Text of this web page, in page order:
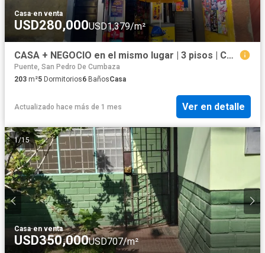
Casa·en venta
USD280,000USD1,379/m²
CASA + NEGOCIO en el mismo lugar | 3 pisos | Centro Tarapoto
Puente, San Pedro De Cumbaza
203 m²5 Dormitorios6 BañosCasa
Actualizado hace más de 1 mes Ver en detalle
1/15
Casa·en venta
USD350,000USD707/m²